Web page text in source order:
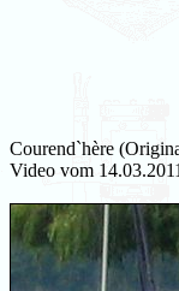
Courend`hère
Video vom